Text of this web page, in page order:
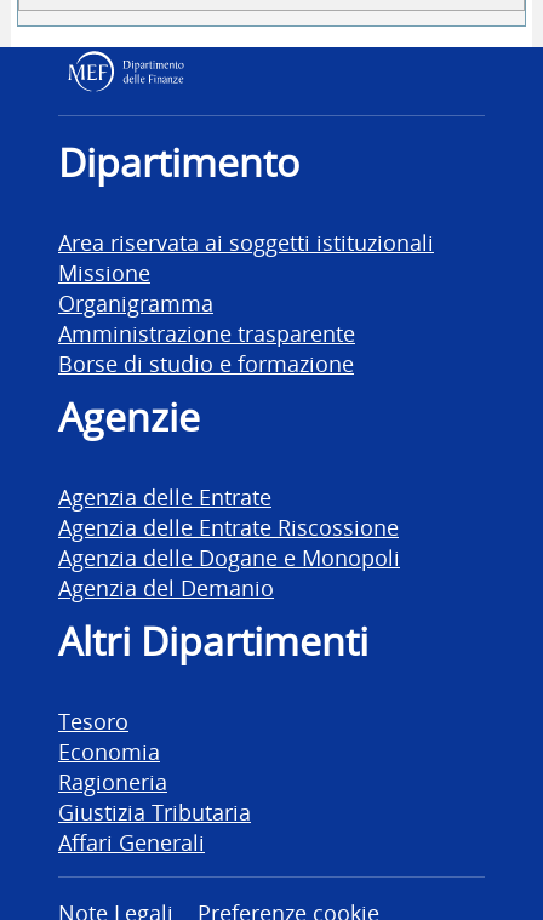
Dipartimento delle
Dipartimento
Area riservata ai soggetti istituzionali
Missione
Organigramma
Amministrazione trasparente
Borse di studio e formazione
Agenzie
Agenzia delle Entrate
Agenzia delle Entrate Riscossione
Agenzia delle Dogane e Monopoli
Agenzia del Demanio
Altri Dipartimenti
Tesoro
Economia
Ragioneria
Giustizia Tributaria
Affari Generali
Note Legali Preferenze cookie